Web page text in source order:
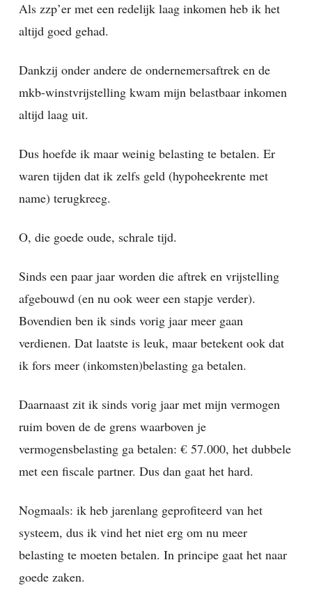
Als zzp’er met een redelijk laag inkomen heb ik het
altijd goed gehad.
Dankzij onder andere de ondernemersaftrek en de
mkb-winstvrijstelling kwam mijn belastbaar inkomen
altijd laag uit.
Dus hoefde ik maar weinig belasting te betalen. Er
waren tijden dat ik zelfs geld (hypoheekrente met
name) terugkreeg.
O, die goede oude, schrale tijd.
Sinds een paar jaar worden die aftrek en vrijstelling
afgebouwd (en nu ook weer een stapje verder).
Bovendien ben ik sinds vorig jaar meer gaan
verdienen. Dat laatste is leuk, maar betekent ook dat
ik fors meer (inkomsten)belasting ga betalen.
Daarnaast zit ik sinds vorig jaar met mijn vermogen
ruim boven de de grens waarboven je
vermogensbelasting ga betalen: € 57.000, het dubbele
met een fiscale partner. Dus dan gaat het hard.
Nogmaals: ik heb jarenlang geprofiteerd van het
systeem, dus ik vind het niet erg om nu meer
belasting te moeten betalen. In principe gaat het naar
goede zaken.